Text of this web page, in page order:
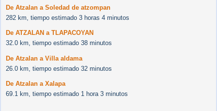
De Atzalan a Soledad de atzompan
282 km, tiempo estimado 3 horas 4 minutos
De ATZALAN a TLAPACOYAN
32.0 km, tiempo estimado 38 minutos
De Atzalan a Villa aldama
26.0 km, tiempo estimado 32 minutos
De Atzalan a Xalapa
69.1 km, tiempo estimado 1 hora 3 minutos